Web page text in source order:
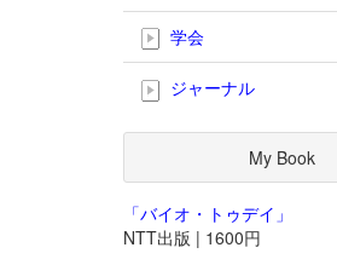
学会
ジャーナル
My Book
「バイオ・トゥデイ」
NTT出版 | 1600円